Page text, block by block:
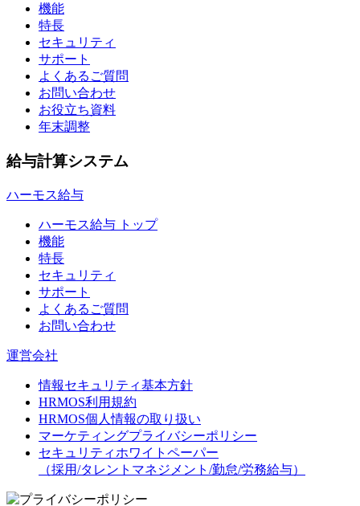
機能
特長
セキュリティ
サポート
よくあるご質問
お問い合わせ
お役立ち資料
年末調整
給与計算システム
ハーモス給与
ハーモス給与 トップ
機能
特長
セキュリティ
サポート
よくあるご質問
お問い合わせ
運営会社
情報セキュリティ基本方針
HRMOS利用規約
HRMOS個人情報の取り扱い
マーケティングプライバシーポリシー
セキュリティホワイトペーパー
（採用/タレントマネジメント/勤怠/労務給与）